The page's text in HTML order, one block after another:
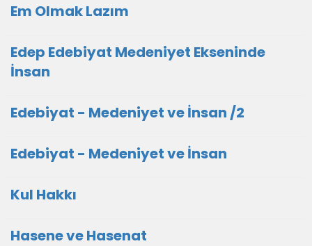
Em Olmak Lazım
Edep Edebiyat Medeniyet Ekseninde
İnsan
Edebiyat - Medeniyet ve İnsan /2
Edebiyat - Medeniyet ve İnsan
Kul Hakkı
Hasene ve Hasenat